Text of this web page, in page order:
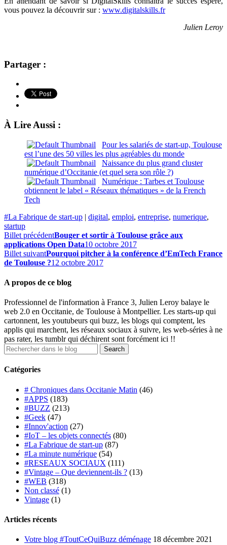
vous pouvez la découvrir sur : www.digitalskills.fr
Julien Leroy
Partager :
À Lire Aussi :
Pour les salariés de start-up, Toulouse
est l’une des 50 villes les plus agréables du monde
Naissance du plus grand cluster
numérique d’Occitanie (et quel sera son rôle ?)
Numérique : Tarbes et Toulouse
obtiennent le label « Réseaux thématiques » de la French
Tech
#La Fabrique de start-up | digital, emploi, entreprise, numerique,
startup
Billet précédentBouger et sortir à Toulouse grâce aux
applications Open Data10 octobre 2017
Billet suivantPourquoi pitcher à la conférence d’EmTech France
de Toulouse ?12 octobre 2017
A propos de ce blog
Professionnel de l'information à France 3, Julien Leroy balaye le
web 2.0 en Occitanie, de Toulouse à Montpellier. Les starts-up qui
cartonnent, les youtubeurs qui buzz, les blogs qui comptent, les
applis qui marchent, les réseaux sociaux à suivre, les web-séries à ne
pas rater, les tumblr qui déchirent sont forcément ici !!
Catégories
# Chroniques dans Occitanie Matin (46)
#APPS (183)
#BUZZ (213)
#Geek (47)
#Innov'action (27)
#IoT – les objets connectés (80)
#La Fabrique de start-up (87)
#La minute numérique (54)
#RESEAUX SOCIAUX (111)
#Vintage – Que deviennent-ils ? (13)
#WEB (318)
Non classé (1)
Vintage (1)
Articles récents
Votre blog #ToutCeQuiBuzz déménage 18 décembre 2021